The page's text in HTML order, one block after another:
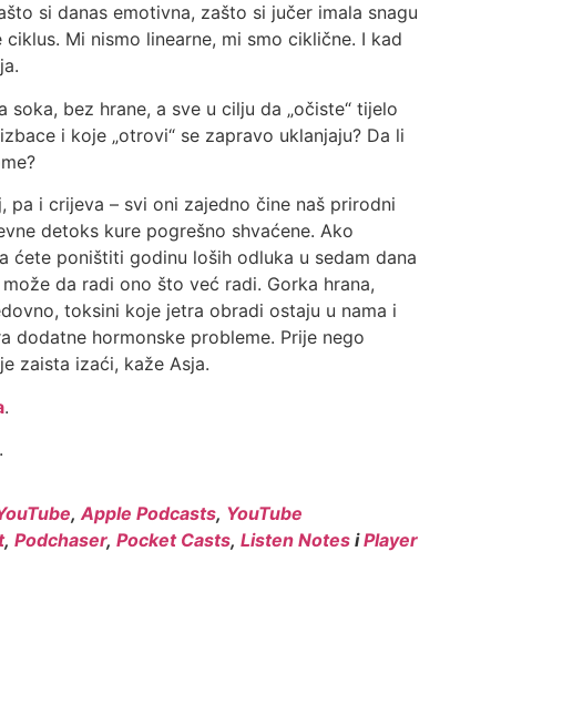
si danas emotivna, zašto si jučer imala snagu
Mi nismo linearne, mi smo ciklične. I kad
bez hrane, a sve u cilju da „očiste“ tijelo
i koje „otrovi“ se zapravo uklanjaju? Da li
pa i crijeva – svi oni zajedno čine naš prirodni
detoks kure pogrešno shvaćene. Ako
ćete poništiti godinu loših odluka u sedam dana
da radi ono što već radi. Gorka hrana,
toksini koje jetra obradi ostaju u nama i
dodatne hormonske probleme. Prije nego
zaista izaći, kaže Asja.
.
.
,Apple Podcasts, YouTube
,Podchaser,Pocket Casts,Listen Notes iPlayer